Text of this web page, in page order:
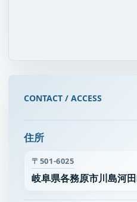
CONTACT / ACCESS
住所
〒501-6025
岐阜県各務原市川島河